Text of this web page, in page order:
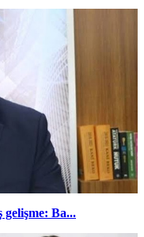
gelişme: Ba...